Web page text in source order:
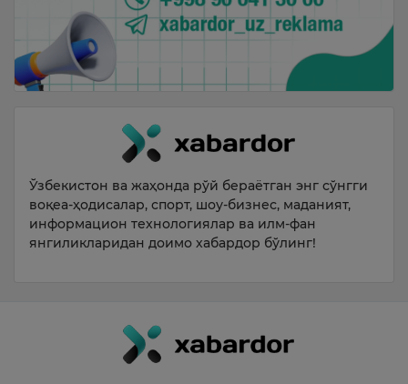
Ўзбекистон ва жаҳонда рўй бераётган энг сўнгги
воқеа-ҳодисалар, спорт, шоу-бизнес, маданият,
информацион технологиялар ва илм-фан
янгиликларидан доимо хабардор бўлинг!